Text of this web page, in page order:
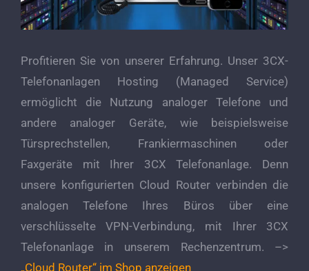
Profitieren Sie von unserer Erfahrung. Unser 3CX-
Telefonanlagen Hosting (Managed Service)
ermöglicht die Nutzung analoger Telefone und
andere analoger Geräte, wie beispielsweise
Türsprechstellen, Frankiermaschinen oder
Faxgeräte mit Ihrer 3CX Telefonanlage. Denn
unsere konfigurierten Cloud Router verbinden die
analogen Telefone Ihres Büros über eine
verschlüsselte VPN-Verbindung, mit Ihrer 3CX
Telefonanlage in unserem Rechenzentrum. –>
„Cloud Router“ im Shop anzeigen